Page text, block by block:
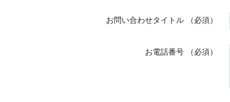
お問い合わせタイトル （必須）
お電話番号 （必須）